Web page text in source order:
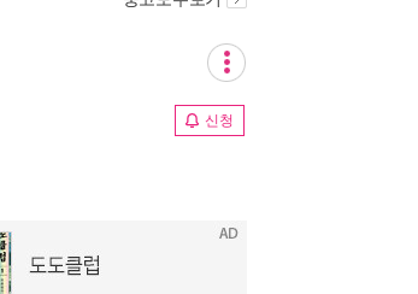
신청